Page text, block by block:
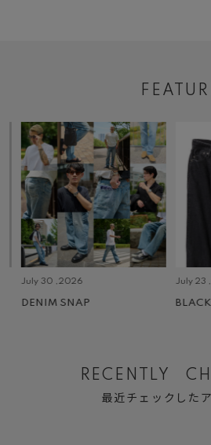
July 30 ,2026
DENIM SNAP
July 23
RECENTLY
最近チェックした